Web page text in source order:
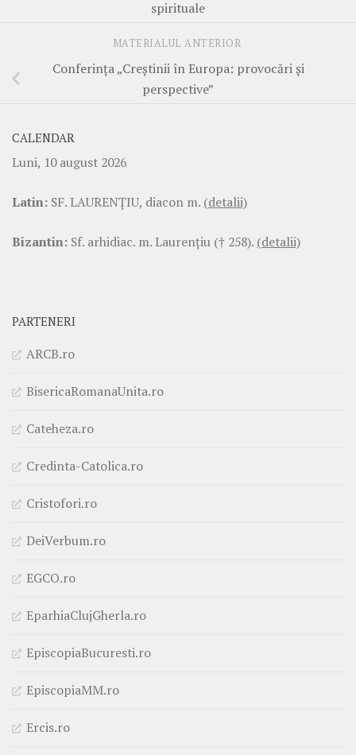
spirituale
MATERIALUL ANTERIOR
Conferința „Creștinii în Europa: provocări și
perspective”
CALENDAR
Luni, 10 august 2026
Latin: SF. LAURENŢIU, diacon m. (detalii)
Bizantin: Sf. arhidiac. m. Laurenţiu († 258). (detalii)
PARTENERI
ARCB.ro
BisericaRomanaUnita.ro
Cateheza.ro
Credinta-Catolica.ro
Cristofori.ro
DeiVerbum.ro
EGCO.ro
EparhiaClujGherla.ro
EpiscopiaBucuresti.ro
EpiscopiaMM.ro
Ercis.ro